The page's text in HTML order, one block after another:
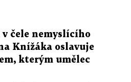
čele nemyslícího
Knížáka oslavuje
kterým umělec